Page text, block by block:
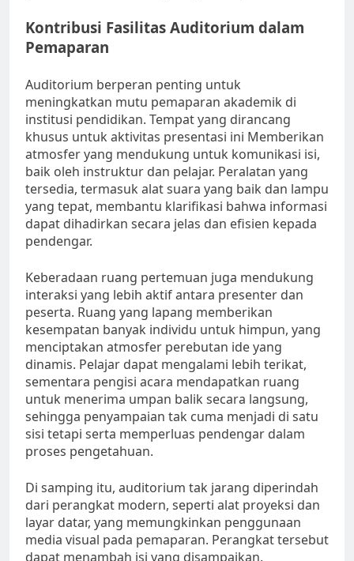
Kontribusi Fasilitas Auditorium dalam
Pemaparan
Auditorium berperan penting untuk
meningkatkan mutu pemaparan akademik di
institusi pendidikan. Tempat yang dirancang
khusus untuk aktivitas presentasi ini Memberikan
atmosfer yang mendukung untuk komunikasi isi,
baik oleh instruktur dan pelajar. Peralatan yang
tersedia, termasuk alat suara yang baik dan lampu
yang tepat, membantu klarifikasi bahwa informasi
dapat dihadirkan secara jelas dan efisien kepada
pendengar.
Keberadaan ruang pertemuan juga mendukung
interaksi yang lebih aktif antara presenter dan
peserta. Ruang yang lapang memberikan
kesempatan banyak individu untuk himpun, yang
menciptakan atmosfer perebutan ide yang
dinamis. Pelajar dapat mengalami lebih terikat,
sementara pengisi acara mendapatkan ruang
untuk menerima umpan balik secara langsung,
sehingga penyampaian tak cuma menjadi di satu
sisi tetapi serta memperluas pendengar dalam
proses pengetahuan.
Di samping itu, auditorium tak jarang diperindah
dari perangkat modern, seperti alat proyeksi dan
layar datar, yang memungkinkan penggunaan
media visual pada pemaparan. Perangkat tersebut
dapat menambah isi yang disampaikan,